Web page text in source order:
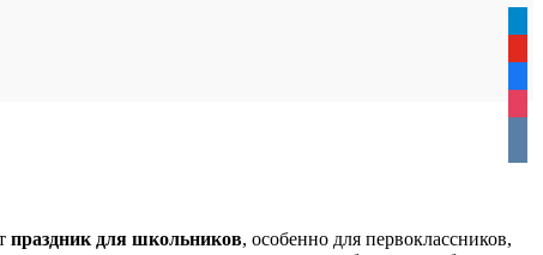
праздник для школьников, особенно для первоклассников,